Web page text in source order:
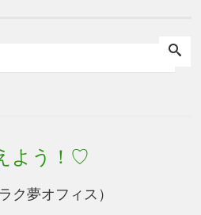
よう！♡
ク夢オフィス）